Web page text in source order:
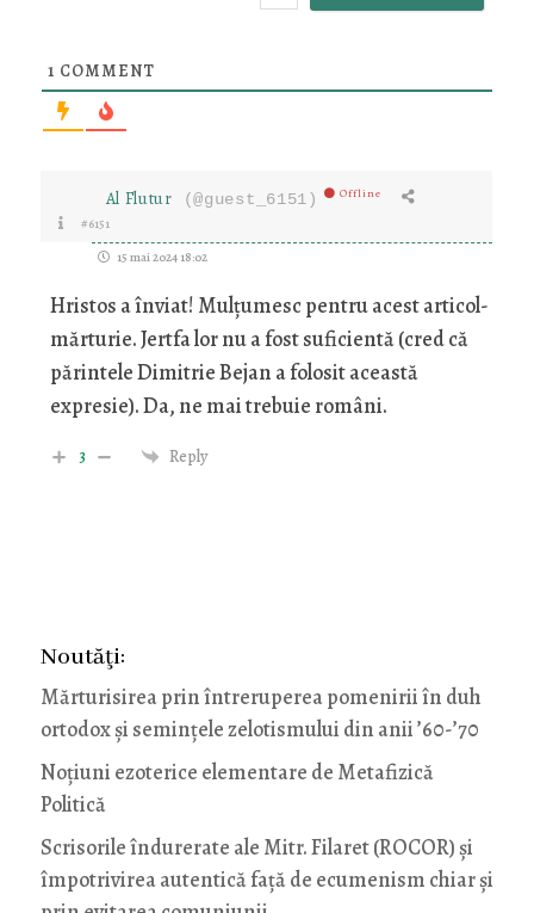
1 COMMENT
Al Flutur (@guest_6151) Offline
#6151
15 mai 2024 18:02
Hristos a înviat! Mulțumesc pentru acest articol-
mărturie. Jertfa lor nu a fost suficientă (cred că
părintele Dimitrie Bejan a folosit această
expresie). Da, ne mai trebuie români.
3 Reply
Noutăţi:
Mărturisirea prin întreruperea pomenirii în duh
ortodox și semințele zelotismului din anii ’60-’70
Noţiuni ezoterice elementare de Metafizică
Politică
Scrisorile îndurerate ale Mitr. Filaret (ROCOR) și
împotrivirea autentică față de ecumenism chiar și